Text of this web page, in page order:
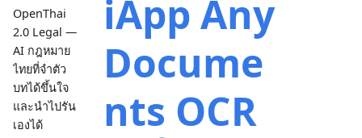
OpenThai
2.0 Legal —
AI กฎหมาย
ไทยที่จำตัว
บทได้ขึ้นใจ
และนำไปรัน
เองได้
iApp Any
Docume
nts OCR